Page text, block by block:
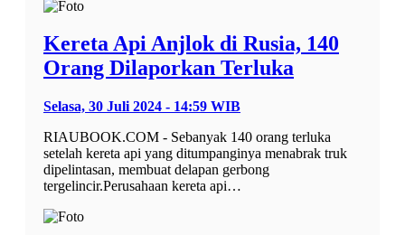
Kereta Api Anjlok di Rusia, 140
Orang Dilaporkan Terluka
Selasa, 30 Juli 2024 - 14:59 WIB
RIAUBOOK.COM - Sebanyak 140 orang terluka
setelah kereta api yang ditumpanginya menabrak truk
dipelintasan, membuat delapan gerbong
tergelincir.Perusahaan kereta api…